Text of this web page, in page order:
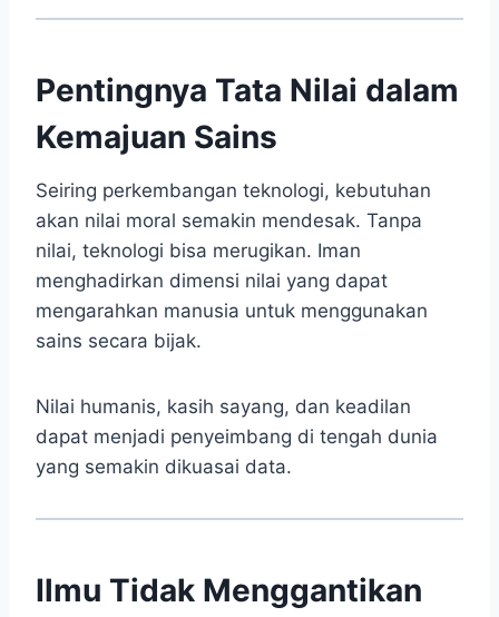
Pentingnya Tata Nilai dalam
Kemajuan Sains
Seiring perkembangan teknologi, kebutuhan
akan nilai moral semakin mendesak. Tanpa
nilai, teknologi bisa merugikan. Iman
menghadirkan dimensi nilai yang dapat
mengarahkan manusia untuk menggunakan
sains secara bijak.
Nilai humanis, kasih sayang, dan keadilan
dapat menjadi penyeimbang di tengah dunia
yang semakin dikuasai data.
Ilmu Tidak Menggantikan